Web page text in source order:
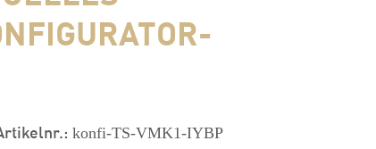
konfi-TS-VMK1-IYBP